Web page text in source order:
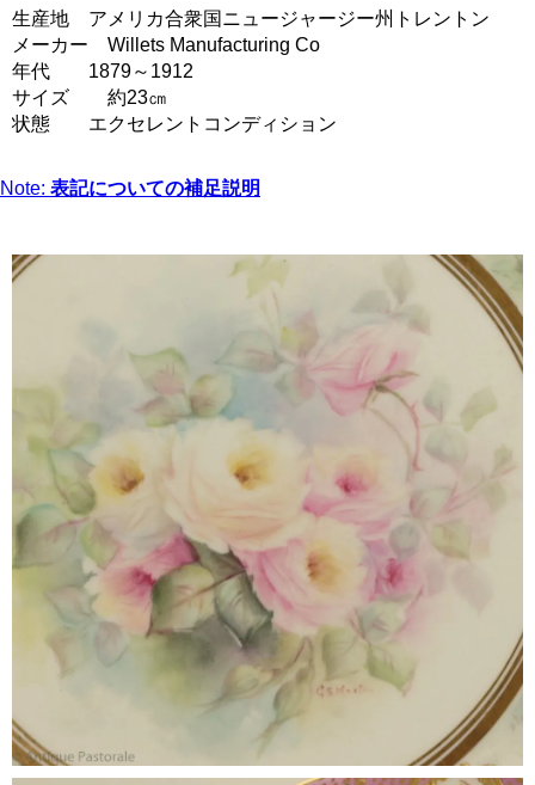
生産地 アメリカ合衆国ニュージャージー州トレントン
メーカー Willets Manufacturing Co
年代 1879～1912
サイズ 約23㎝
状態 エクセレントコンディション
Note: 表記についての補足説明